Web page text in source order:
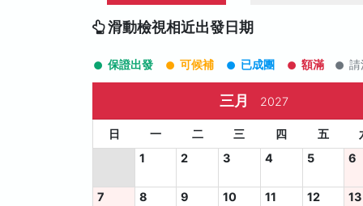
滑動檢視相近出發日期
保證出發 可候補 已成團 額滿
三月 2027
日 一 二 三 四 五
1
2 3 4 5 6
7 8 9 10 11 12 13